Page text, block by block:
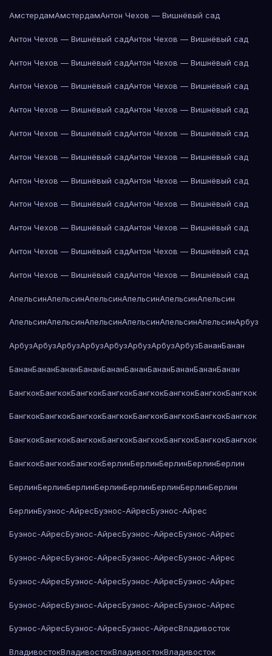
АмстердамАмстердамАнтон Чехов — Вишнёвый сад
Антон Чехов — Вишнёвый садАнтон Чехов — Вишнёвый сад
Антон Чехов — Вишнёвый садАнтон Чехов — Вишнёвый сад
Антон Чехов — Вишнёвый садАнтон Чехов — Вишнёвый сад
Антон Чехов — Вишнёвый садАнтон Чехов — Вишнёвый сад
Антон Чехов — Вишнёвый садАнтон Чехов — Вишнёвый сад
Антон Чехов — Вишнёвый садАнтон Чехов — Вишнёвый сад
Антон Чехов — Вишнёвый садАнтон Чехов — Вишнёвый сад
Антон Чехов — Вишнёвый садАнтон Чехов — Вишнёвый сад
Антон Чехов — Вишнёвый садАнтон Чехов — Вишнёвый сад
Антон Чехов — Вишнёвый садАнтон Чехов — Вишнёвый сад
Антон Чехов — Вишнёвый садАнтон Чехов — Вишнёвый сад
АпельсинАпельсинАпельсинАпельсинАпельсинАпельсин
АпельсинАпельсинАпельсинАпельсинАпельсинАпельсинАрбуз
АрбузАрбузАрбузАрбузАрбузАрбузАрбузАрбузБананБанан
БананБананБананБананБананБананБананБананБананБанан
БангкокБангкокБангкокБангкокБангкокБангкокБангкокБангкок
БангкокБангкокБангкокБангкокБангкокБангкокБангкокБангкок
БангкокБангкокБангкокБангкокБангкокБангкокБангкокБангкок
БангкокБангкокБангкокБерлинБерлинБерлинБерлинБерлин
БерлинБерлинБерлинБерлинБерлинБерлинБерлинБерлин
БерлинБуэнос-АйресБуэнос-АйресБуэнос-Айрес
Буэнос-АйресБуэнос-АйресБуэнос-АйресБуэнос-Айрес
Буэнос-АйресБуэнос-АйресБуэнос-АйресБуэнос-Айрес
Буэнос-АйресБуэнос-АйресБуэнос-АйресБуэнос-Айрес
Буэнос-АйресБуэнос-АйресБуэнос-АйресБуэнос-Айрес
Буэнос-АйресБуэнос-АйресБуэнос-АйресВладивосток
ВладивостокВладивостокВладивостокВладивосток